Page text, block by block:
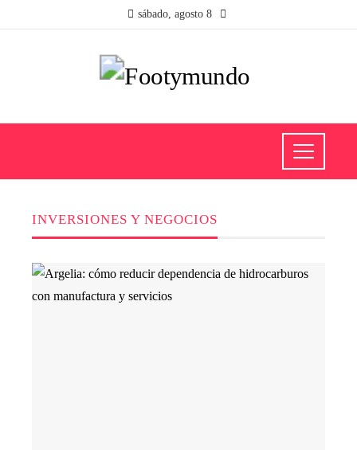
sábado, agosto 8
INVERSIONES Y NEGOCIOS